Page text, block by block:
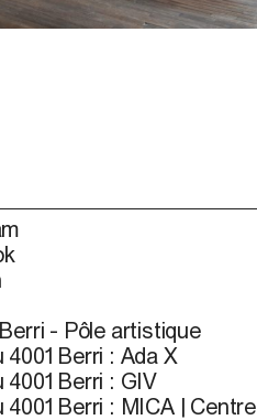
- Pôle artistique
4001 Berri : Ada X
4001 Berri : GIV
4001 Berri : MICA | Centre